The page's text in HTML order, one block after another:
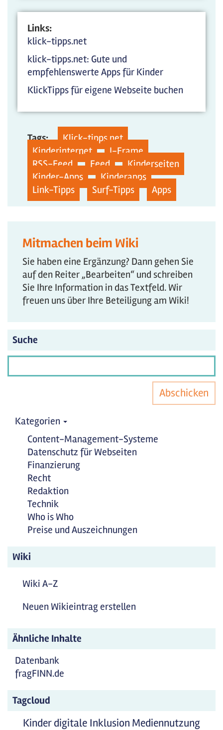
Links:
klick-tipps.net
klick-tipps.net: Gute und
empfehlenswerte Apps für Kinder
KlickTipps für eigene Webseite buchen
Tags:
Klick-tipps.net
Kinderinternet
I-Frame
RSS-Feed
Feed
Kinderseiten
Kinder-Apps
Kinderapps
Link-Tipps
Surf-Tipps Apps
Mitmachen beim Wiki
Sie haben eine Ergänzung? Dann gehen Sie
auf den Reiter „Bearbeiten“ und schreiben
Sie Ihre Information in das Textfeld. Wir
freuen uns über Ihre Beteiligung am Wiki!
Suche
Abschicken
Kategorien
Content-Management-Systeme
Datenschutz für Webseiten
Finanzierung
Recht
Redaktion
Technik
Who is Who
Preise und Auszeichnungen
Wiki
Wiki A-Z
Neuen Wikieintrag erstellen
Ähnliche Inhalte
Datenbank
fragFINN.de
Tagcloud
Kinderdigitale Inklusion Mediennutzung